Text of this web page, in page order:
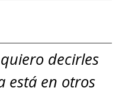
decirles
está en otros